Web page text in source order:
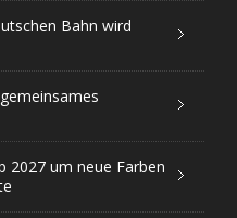
Bahn wird
2027 um neue Farben